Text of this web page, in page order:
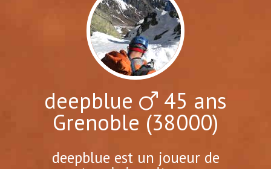
deepblue 45 ans
Grenoble (38000)
deepblue est un joueur de